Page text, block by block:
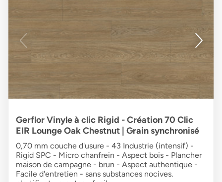
Gerflor Vinyle à clic Rigid - Création 70 Clic
EIR Lounge Oak Chestnut | Grain synchronisé
0,70 mm couche d'usure - 43 Industrie (intensif) -
Rigid SPC - Micro chanfrein - Aspect bois - Plancher
maison de campagne - brun - Aspect authentique -
Facile d'entretien - sans substances nocives.